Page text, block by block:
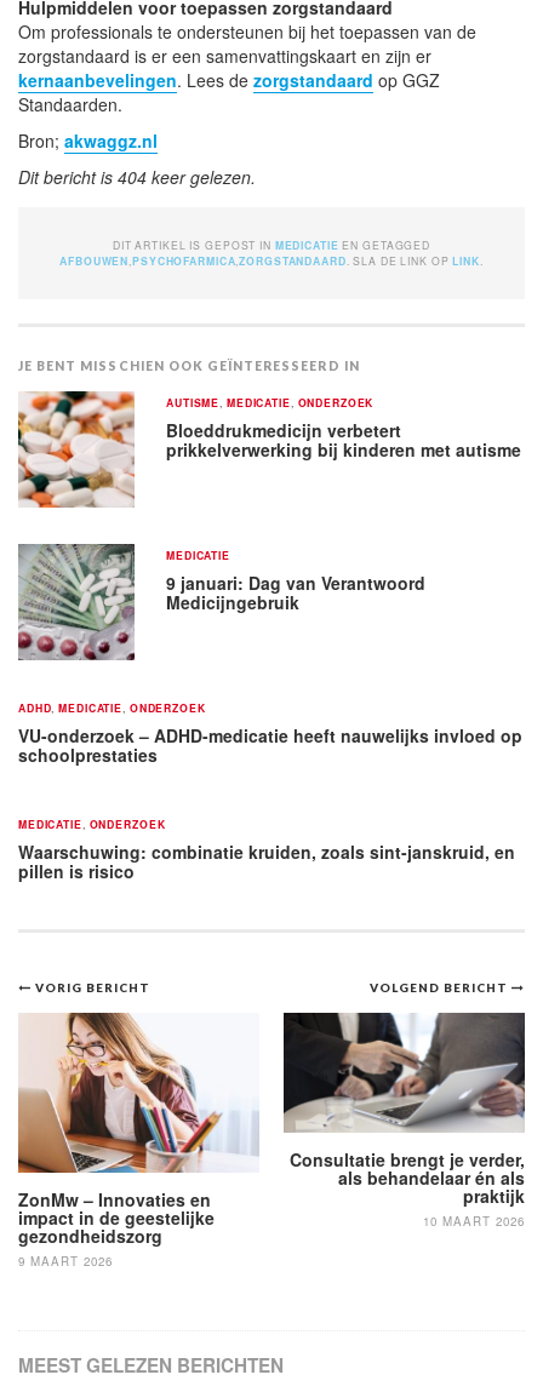
Hulpmiddelen voor toepassen zorgstandaard
Om professionals te ondersteunen bij het toepassen van de
zorgstandaard is er een samenvattingskaart en zijn er
kernaanbevelingen. Lees de zorgstandaard op GGZ
Standaarden.
Bron; akwaggz.nl
Dit bericht is 404 keer gelezen.
DIT ARTIKEL IS GEPOST IN MEDICATIE EN GETAGGED
AFBOUWEN ,PSYCHOFARMICA ,ZORGSTANDAARD . SLA DE LINK OPLINK
JE BENT MISSCHIEN OOK GEÏNTERESSEERD IN
AUTISME MEDICATIE ONDERZOEK
Bloeddrukmedicijn verbetert
prikkelverwerking bij kinderen met autisme
MEDICATIE
9 januari: Dag van Verantwoord
Medicijngebruik
ADHD ,MEDICATIE ONDERZOEK
VU-onderzoek – ADHD-medicatie heeft nauwelijks invloed op
schoolprestaties
MEDICATIE ONDERZOEK
Waarschuwing: combinatie kruiden, zoals sint-janskruid, en
pillen is risico
Bericht
navigatie
VOLGEND BERICHT
Consultatie brengt je verder,
als behandelaar én als
praktijk
10 MAART 2026
VORIG BERICHT
ZonMw – Innovaties en
impact in de geestelijke
gezondheidszorg
9 MAART 2026
MEEST GELEZEN BERICHTEN